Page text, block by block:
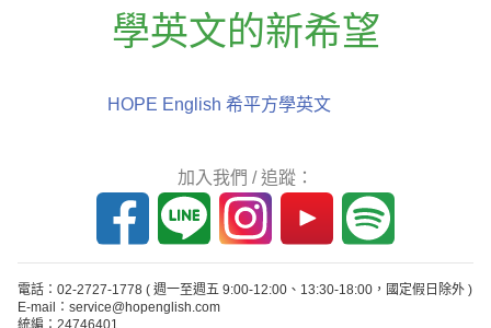
學英文的新希望
HOPE English 希平方學英文
加入我們 / 追蹤：
電話：02-2727-1778 ( 週一至週五 9:00-12:00、13:30-18:00，國定假日除外 )
E-mail：service@hopenglish.com
統編：24746401